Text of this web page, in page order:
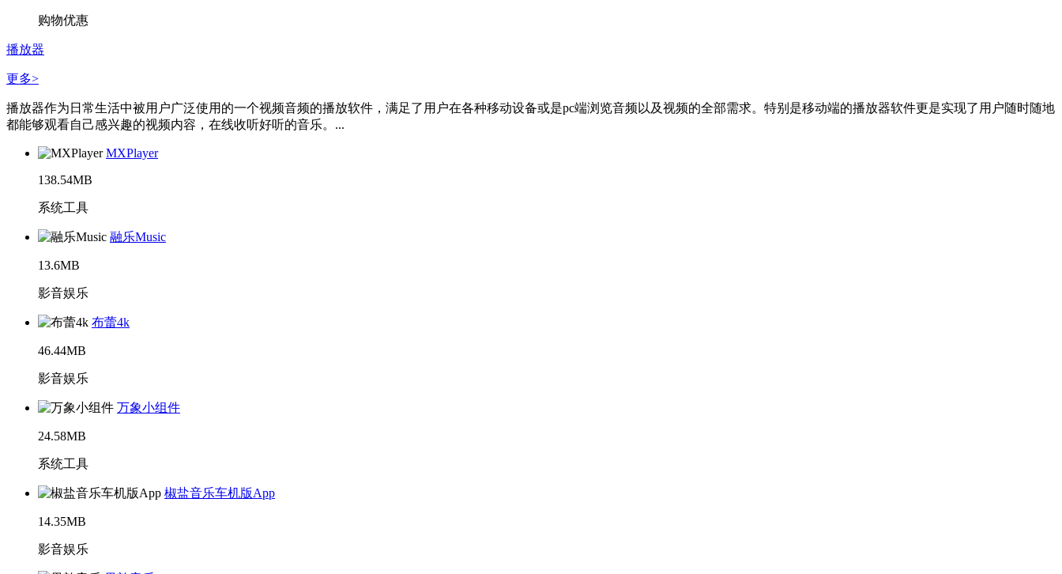
购物优惠
播放器
更多>
播放器作为日常生活中被用户广泛使用的一个视频音频的播放软件，满足了用户在各种移动设备或是pc端浏览音频以及视频的全部需求。特别是移动端的播放器软件更是实现了用户随时随地
都能够观看自己感兴趣的视频内容，在线收听好听的音乐。...
MXPlayer
138.54MB
系统工具
融乐Music
13.6MB
影音娱乐
布蕾4k
46.44MB
影音娱乐
万象小组件
24.58MB
系统工具
椒盐音乐车机版App
14.35MB
影音娱乐